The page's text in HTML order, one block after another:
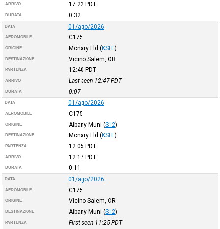
ARRIVO 17:22 PDT
DURATA 0:32
DATA 01/ago/2026
AEROMOBILE C175
ORIGINE Mcnary Fld (KSLE)
DESTINAZIONE Vicino Salem, OR
PARTENZA 12:40 PDT
ARRIVO Last seen 12:47 PDT
DURATA 0:07
DATA 01/ago/2026
AEROMOBILE C175
ORIGINE Albany Muni (S12)
DESTINAZIONE Mcnary Fld (KSLE)
PARTENZA 12:05 PDT
ARRIVO 12:17 PDT
DURATA 0:11
DATA 01/ago/2026
AEROMOBILE C175
ORIGINE Vicino Salem, OR
DESTINAZIONE Albany Muni (S12)
PARTENZA First seen 11:25 PDT